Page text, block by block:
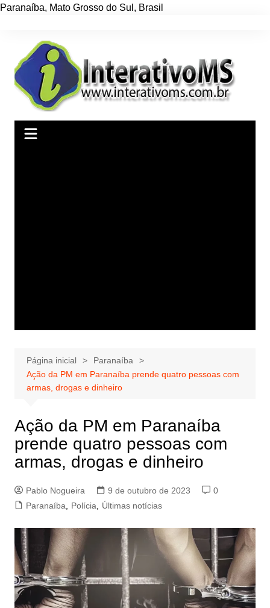
Paranaíba, Mato Grosso do Sul , Brasil
conteúdo
Página inicial
Paranaíba
Ação da PM em Paranaíba prende quatro pessoas com
armas, drogas e dinheiro
Ação da PM em Paranaíba
prende quatro pessoas com
armas, drogas e dinheiro
Pablo Nogueira 9 de outubro de 2023
0
Paranaíba
Polícia Últimas notícias